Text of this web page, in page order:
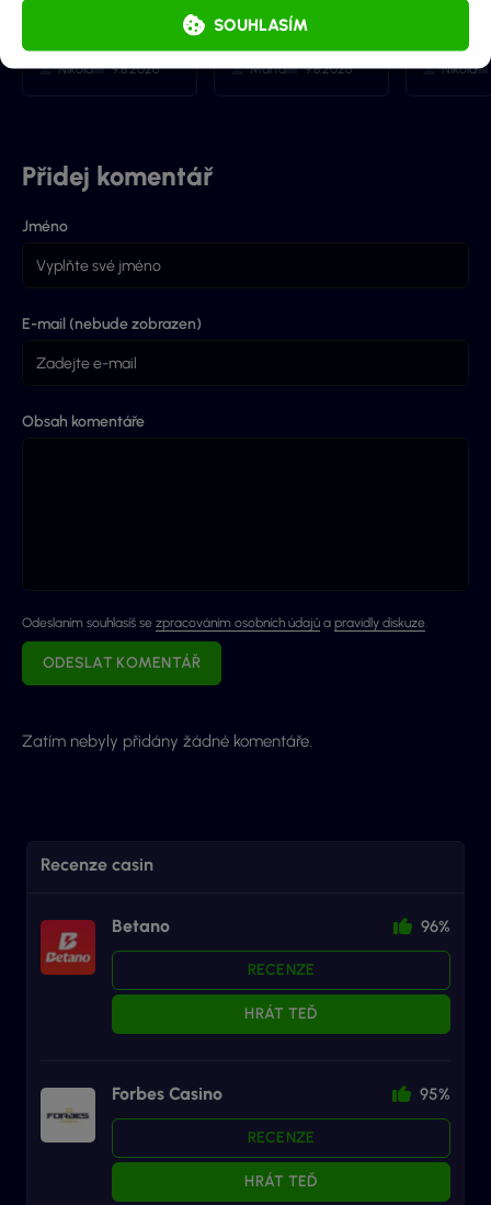
SOUHLASÍM
Nikola 9.8.2026
v Česku: Zahraj si
už za pár haléřů!
Marťa 9.8.2026 Nikola
Přidej komentář
Jméno
E-mail (nebude zobrazen)
Obsah komentáře
Odeslaním souhlasíš se zpracováním osobních údajů a pravidly diskuze.
ODESLAT KOMENTÁŘ
Zatím nebyly přidány žádné komentáře.
Recenze casin
Betano 96%
RECENZE
HRÁT TEĎ
Forbes Casino 95%
RECENZE
HRÁT TEĎ